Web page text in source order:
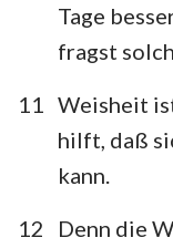
Tage
fragst
11
Weisheit
hilft, daß
kann.
12
Denn die